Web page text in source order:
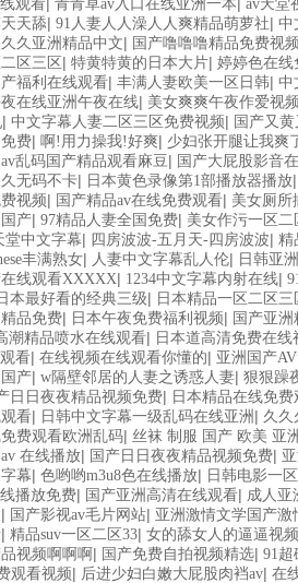
观看 青青草av入口在线亚洲一本 av天堂
天舔| 91人妻人人澡人人爽精品萌萝社| 中
久亚洲精品中文| 国产噜噜噜精品免费视
区三区| 特黄特黄的日本大片| 婷婷色在线
福利在线观看| 丰满人妻欧美一区日韩| 中
在线亚洲午夜在线| 美女爽爽午夜作爱视
| 中文字幕人妻二区三区免费视频| 国产又
费| 啊!用力操我!好爽| 少妇张开腿让我爽
乱码国产精品观看麻豆| 国产大屁股影音
无码不卡| 日本黄色录像第1部播放器播放
视频| 国产精品av在线免费观看| 美女厕所
产| 97精品人妻全国免费| 美女作污一区二
堂中文字幕| 四房波波-五月天-四房波波| 精
丰满熟女| 人妻中文字幕乱人伦| 日韩亚
在线观看XXXXX| 1234中文字幕内射在线|
本最好看的经典三级| 日本精品一区二区三
品免费| 日本午夜免费福利视频| 国产亚
潮精品喷水在线观看| 日本道高清免费在线
看| 在线视频在线观看你懂的| 亚洲国产
产| w隔壁邻居的人妻之诱惑人妻| 狠狠躁
日日夜夜精品视频免费| 日本精品在线免费
看| 日韩中文字幕一级乱码在线亚洲 | 久久
费观看欧洲乱码| 丝袜 制服 国产 欧美 亚
在线播放| 国产日日夜夜精品视频免费|
幕| 色哟哟m3u8色在线播放| 日韩电影一
播放免费| 国产亚洲高清在线观看| 成人亚
| 国产影视av毛片网站| 亚洲激情文学国产激
| 精品suv一区二区33| 女的舔女人的逼逼视
视频啊啊啊 | 国产免费自拍视频精选| 91超
观看视频| 后进少妇白嫩大屁股肉裆av| 在